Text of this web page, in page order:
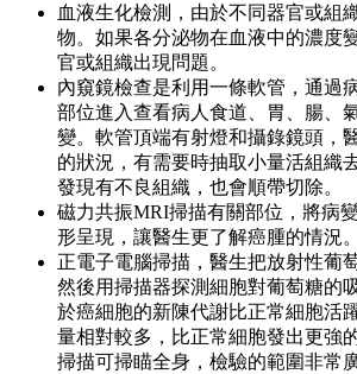
血液生化檢測，由於不同器官或組
物。如果各分泌物在血液中的濃度
官或組織出現問題。
內窺鏡檢查是利用一條軟管，通過
部位進入查看病人食道、胃、腸、
變。軟管頂端有射燈和攝錄鏡頭，
的狀況，有需要時抽取小量活組織
發現有不良組織，也會順帶切除。
磁力共振MRI掃描有關部位，將病
形呈現，讓醫生更了解癌腫的情況。
正電子電腦掃描，醫生把放射性葡
然後用掃描器探測細胞對葡萄糖的
於癌細胞的新陳代謝比正常細胞活
量相對較多，比正常細胞發出更強
掃描可掃瞄全身，檢驗的範圍非常